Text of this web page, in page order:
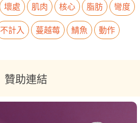
壞處 肌肉 核心 脂肪
彎度
不計入 蔓越莓 鯖魚 動作
贊助連結